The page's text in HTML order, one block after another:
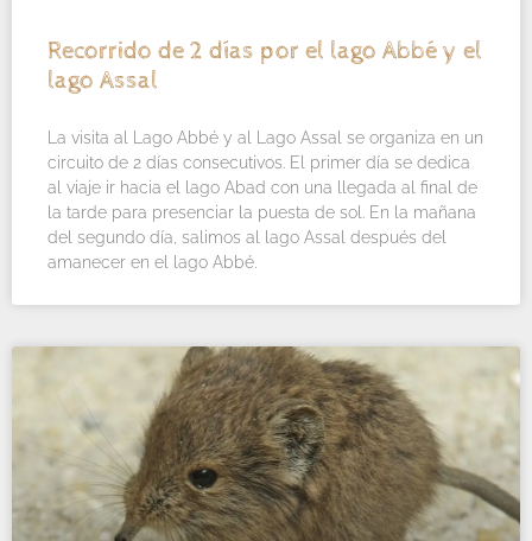
Recorrido de 2 días por el lago Abbé y el
lago Assal
La visita al Lago Abbé y al Lago Assal se organiza en un
circuito de 2 días consecutivos. El primer día se dedica
al viaje ir hacia el lago Abad con una llegada al final de
la tarde para presenciar la puesta de sol. En la mañana
del segundo día, salimos al lago Assal después del
amanecer en el lago Abbé.